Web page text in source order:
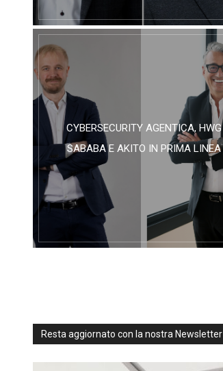
CYBERSECURITY AGENTICA, HWG
SABABA E AKITO IN PRIMA LINEA
Resta aggiornato con la nostra Newsletter